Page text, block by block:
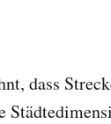
dass